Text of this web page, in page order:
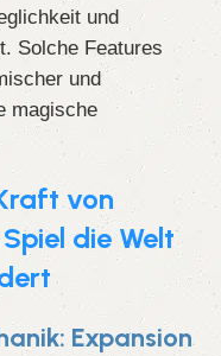
und
Solche Features
und
magische
von
die Welt
Expansion